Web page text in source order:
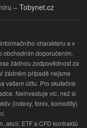
–Tobynet.cz
charakteru a v
obchodním doporučením.
žádnou zodpovědnost za
žádném případě nejsme
vašem účtu. Pro skutečné
Neinvestuje víc, než si
(indexy, forex, komodity)
akcií, ETF a CFD kontraktů